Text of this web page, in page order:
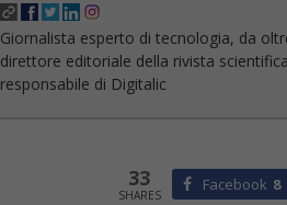
Giornalista esperto di tecnologia, da
direttore editoriale della rivista
responsabile di Digitalic
33
SHARES
Facebook 8